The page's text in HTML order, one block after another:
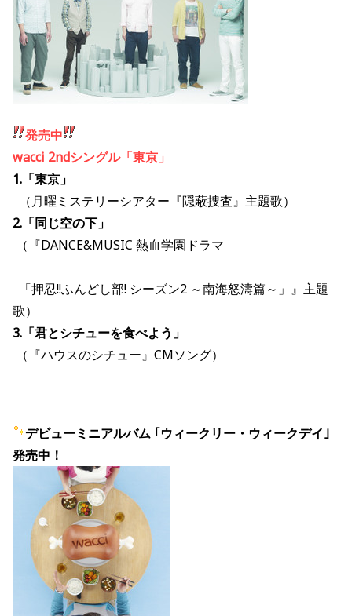
発売中
wacci 2ndシングル「東京」
1.「東京」
（月曜ミステリーシアター『隠蔽捜査』主題歌）
2.「同じ空の下」
（『DANCE&MUSIC 熱血学園ドラマ
「押忍!!ふんどし部! シーズン2 ～南海怒濤篇～」』主題
歌）
3.「君とシチューを食べよう」
（『ハウスのシチュー』CMソング）
デビューミニアルバム ｢ウィークリー・ウィークデイ｣
発売中！